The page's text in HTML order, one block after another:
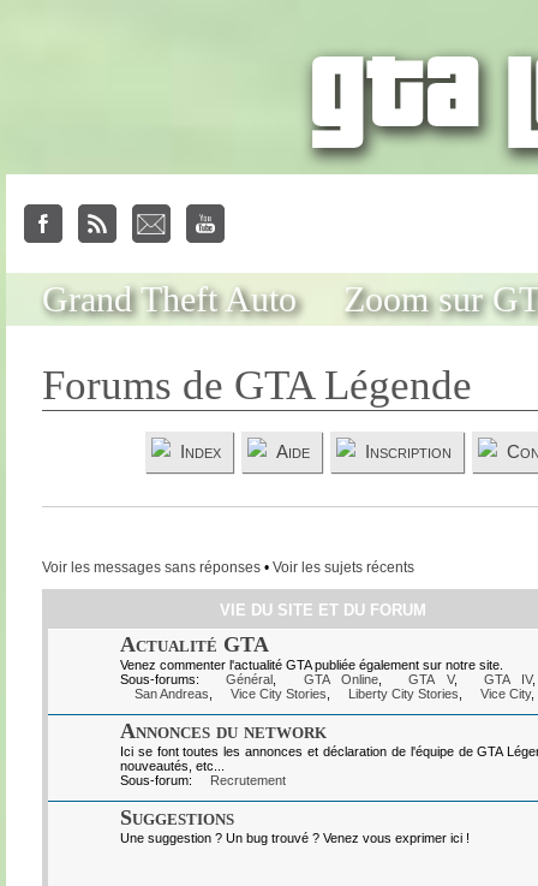
Grand Theft Auto Zoom sur
Forums de GTA Légende
Index Aide Inscription
Voir les messages sans réponses• Voir les sujets récents
VIE DU SITE ET DU FORUM
Actualité GTA
Venez commenter l'actualité GTA publiée également sur notre site.
Sous-forums:
Général GTA Online, GTA V, GTA IV
San Andreas
Vice City Stories Liberty City Stories Vice City,
Annonces du network
Ici se font toutes les annonces et déclaration de l'équipe de GTA
nouveautés, etc...
Sous-forum:
Recrutement
Suggestions
Une suggestion ? Un bug trouvé ? Venez vous exprimer ici !